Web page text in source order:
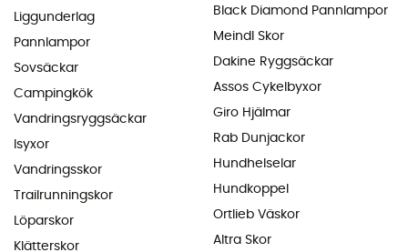
Liggunderlag
Pannlampor
Sovsäckar
Campingkök
Vandringsryggsäckar
Isyxor
Vandringsskor
Trailrunningskor
Löparskor
Klätterskor
Black Diamond Pannlampor
Meindl Skor
Dakine Ryggsäckar
Assos Cykelbyxor
Giro Hjälmar
Rab Dunjackor
Hundhelselar
Hundkoppel
Ortlieb Väskor
Altra Skor